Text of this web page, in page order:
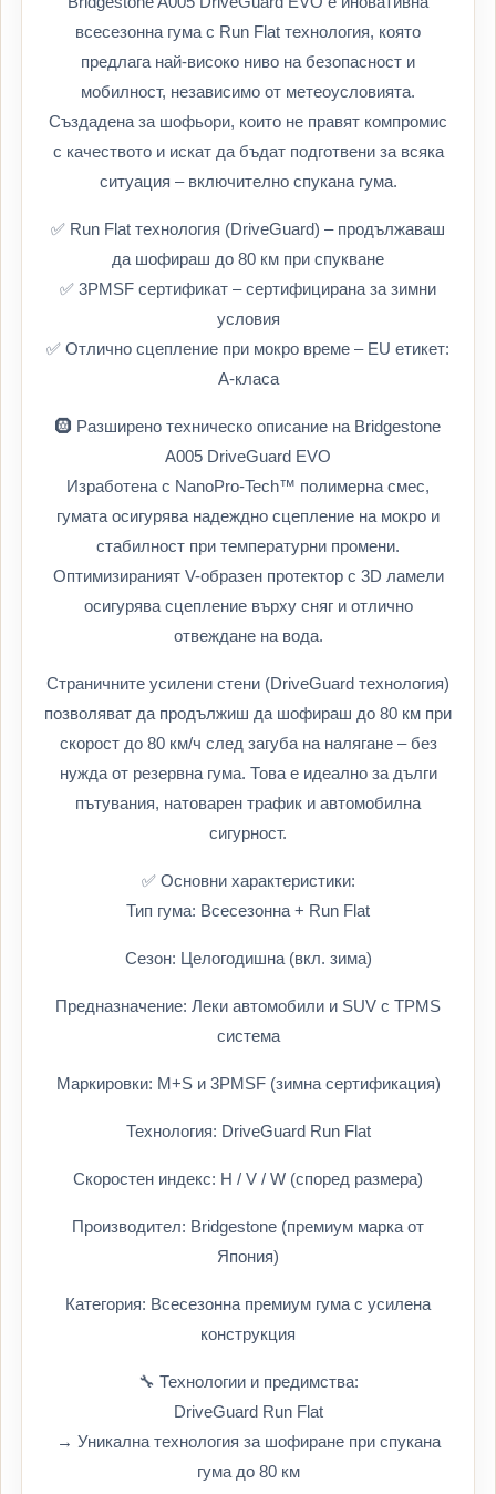
всесезонна гума с Run Flat технология, която
предлага най-високо ниво на безопасност и
мобилност, независимо от метеоусловията.
Създадена за шофьори, които не правят компромис
с качеството и искат да бъдат подготвени за всяка
ситуация – включително спукана гума.
✅ Run Flat технология (DriveGuard) – продължаваш
да шофираш до 80 км при спукване
✅ 3PMSF сертификат – сертифицирана за зимни
условия
✅ Отлично сцепление при мокро време – EU етикет:
А-класa
🛞 Разширено техническо описание на Bridgestone
A005 DriveGuard EVO
Изработена с NanoPro-Tech™ полимерна смес,
гумата осигурява надеждно сцепление на мокро и
стабилност при температурни промени.
Оптимизираният V-образен протектор с 3D ламели
осигурява сцепление върху сняг и отлично
отвеждане на вода.
Страничните усилени стени (DriveGuard технология)
позволяват да продължиш да шофираш до 80 км при
скорост до 80 км/ч след загуба на налягане – без
нужда от резервна гума. Това е идеално за дълги
пътувания, натоварен трафик и автомобилна
сигурност.
✅ Основни характеристики:
Тип гума: Всесезонна + Run Flat
Сезон: Целогодишна (вкл. зима)
Предназначение: Леки автомобили и SUV с TPMS
система
Маркировки: M+S и 3PMSF (зимна сертификация)
Технология: DriveGuard Run Flat
Скоростен индекс: H / V / W (според размера)
Производител: Bridgestone (премиум марка от
Япония)
Категория: Всесезонна премиум гума с усилена
конструкция
🔧 Технологии и предимства:
DriveGuard Run Flat
→ Уникална технология за шофиране при спукана
гума до 80 км